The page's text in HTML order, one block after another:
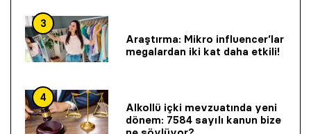
3
Araştırma: Mikro influencer’lar
megalardan iki kat daha etkili!
4
Alkollü içki mevzuatında yeni
dönem: 7584 sayılı kanun bize